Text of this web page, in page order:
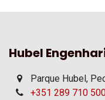
Hubel
Parque Hubel,
+351 289 710